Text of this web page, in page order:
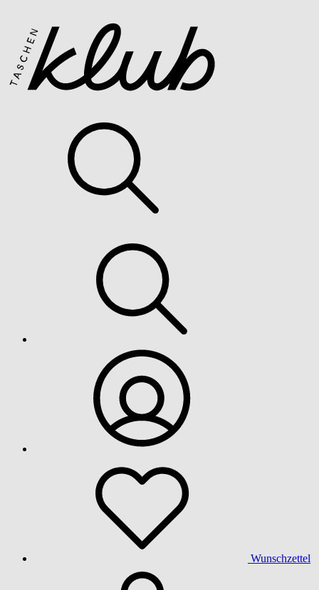
Wunschzettel